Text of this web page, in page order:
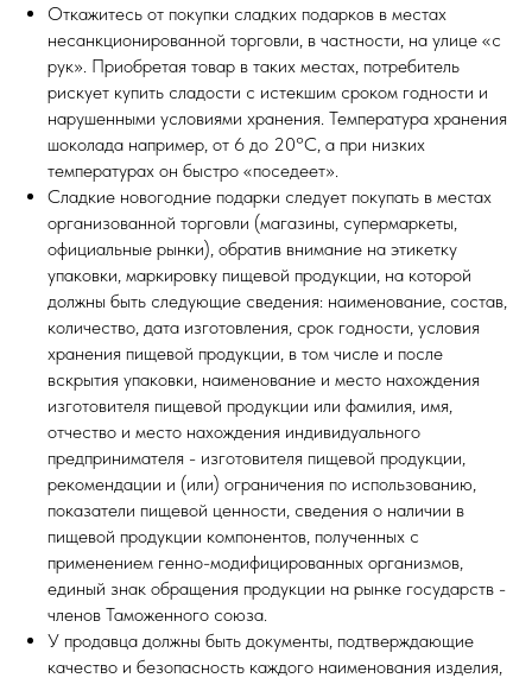
Откажитесь от покупки сладких подарков в местах
несанкционированной торговли, в частности, на улице «с
рук». Приобретая товар в таких местах, потребитель
рискует купить сладости с истекшим сроком годности и
нарушенными условиями хранения. Температура хранения
шоколада например, от 6 до 20°С, а при низких
температурах он быстро «поседеет».
Сладкие новогодние подарки следует покупать в местах
организованной торговли (магазины, супермаркеты,
официальные рынки), обратив внимание на этикетку
упаковки, маркировку пищевой продукции, на которой
должны быть следующие сведения: наименование, состав,
количество, дата изготовления, срок годности, условия
хранения пищевой продукции, в том числе и после
вскрытия упаковки, наименование и место нахождения
изготовителя пищевой продукции или фамилия, имя,
отчество и место нахождения индивидуального
предпринимателя - изготовителя пищевой продукции,
рекомендации и (или) ограничения по использованию,
показатели пищевой ценности, сведения о наличии в
пищевой продукции компонентов, полученных с
применением генно-модифицированных организмов,
единый знак обращения продукции на рынке государств -
членов Таможенного союза.
У продавца должны быть документы, подтверждающие
качество и безопасность каждого наименования изделия,